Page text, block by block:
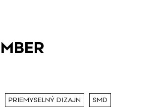
PRIEMYSELNÝ DIZAJN SMD